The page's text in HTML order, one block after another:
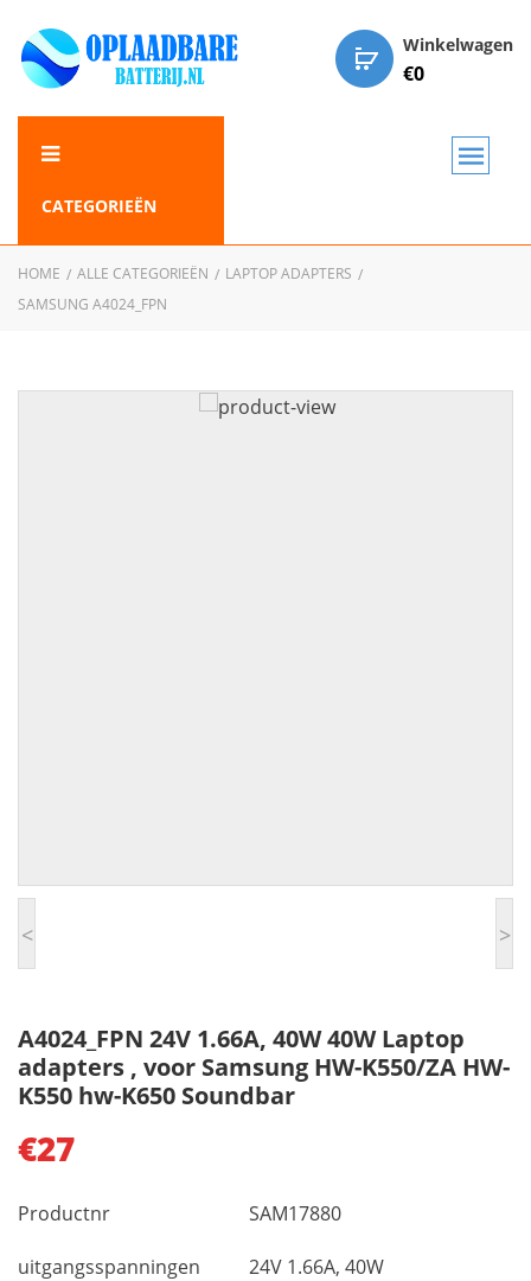
Winkelwagen
€0
CATEGORIEËN
HOME ALLE CATEGORIEËN
LAPTOP ADAPTERS
SAMSUNG A4024_FPN
< >
A4024_FPN 24V 1.66A, 40W 40W Laptop
adapters , voor Samsung HW-K550/ZA HW-
K550 hw-K650 Soundbar
€27
Productnr SAM17880
uitgangsspanningen 24V 1.66A, 40W